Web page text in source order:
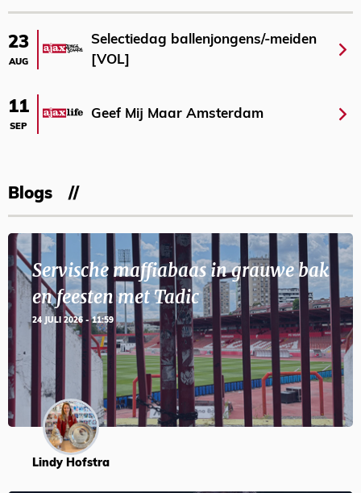
23
AUG
Selectiedag ballenjongens/-meiden
[VOL]
11
SEP
Geef Mij Maar Amsterdam
Blogs
Servische maffiabaas in grauwe bak
en feesten met Tadic
24 JULI 2026 - 11:59
Lindy Hofstra